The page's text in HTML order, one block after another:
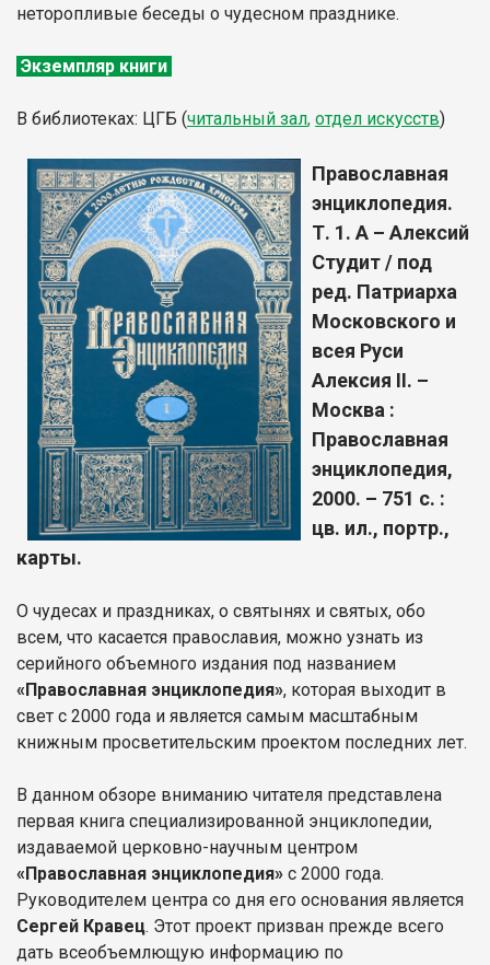
неторопливые беседы о чудесном празднике.
Экземпляр книги
В библиотеках: ЦГБ (читальный зал, отдел искусств)
Православная
энциклопедия.
Т. 1. А – Алексий
Студит / под
ред. Патриарха
Московского и
всея Руси
Алексия II. –
Москва :
Православная
энциклопедия,
2000. – 751 с. :
цв. ил., портр.,
карты.
О чудесах и праздниках, о святынях и святых, обо
всем, что касается православия, можно узнать из
серийного объемного издания под названием
«Православная энциклопедия», которая выходит в
свет с 2000 года и является самым масштабным
книжным просветительским проектом последних лет.
В данном обзоре вниманию читателя представлена
первая книга специализированной энциклопедии,
издаваемой церковно-научным центром
«Православная энциклопедия» с 2000 года.
Руководителем центра со дня его основания является
Сергей Кравец. Этот проект призван прежде всего
дать всеобъемлющую информацию по